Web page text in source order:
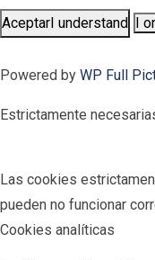
AceptarI understand I
Powered by WP Full
Estrictamente
Las cookies
pueden no funcionar
Cookies analíticas